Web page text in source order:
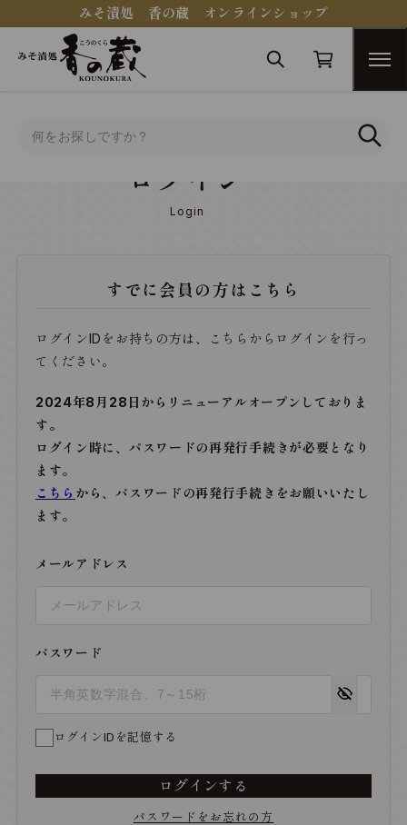
みそ漬処 香の蔵 オンラインショップ
ログイン
Login
すでに会員の方はこちら
ログインIDをお持ちの方は、こちらからログインを行っ
てください。
2024年8月28日からリニューアルオープンしておりま
す。
ログイン時に、パスワードの再発行手続きが必要となり
ます。
こちら から、パスワードの再発行手続きをお願いいたし
ます。
メールアドレス
パスワード
ログインIDを記憶する
ログインする
パスワードをお忘れの方